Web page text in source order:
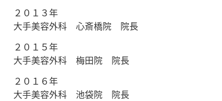
２０１３年
大手美容外科 心斎橋院 院長
２０１５年
大手美容外科 梅田院 院長
２０１６年
大手美容外科 池袋院 院長